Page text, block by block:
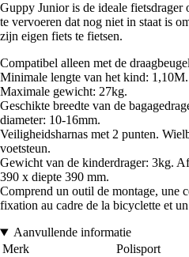
Guppy Junior is de ideale fietsdrager
te vervoeren dat nog niet in staat is
zijn eigen fiets te fietsen.
Compatibel alleen met de
Minimale lengte van het kind:
Maximale gewicht: 27kg.
Geschikte breedte van de
diameter: 10-16mm.
Veiligheidsharnas met 2 punten.
voetsteun.
Gewicht van de kinderdrager: 3kg.
390 x diepte 390 mm.
Comprend un outil de montage, une
fixation au cadre de la bicyclette et
Aanvullende informatie
Merk
Polisport